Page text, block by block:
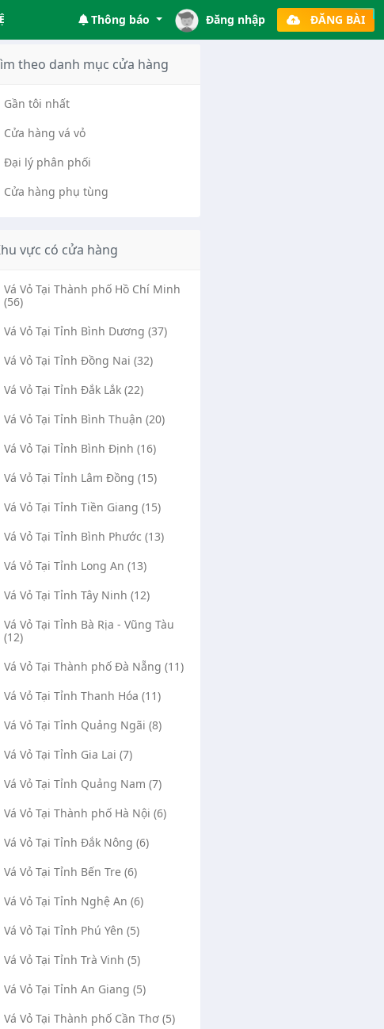
Thông báo Đăng nhập ĐĂNG BÀI
theo danh mục cửa hàng
Gần tôi nhất
Cửa hàng vá vỏ
Đại lý phân phối
Cửa hàng phụ tùng
vực có cửa hàng
Vá Vỏ Tại Thành phố Hồ Chí Minh
(56)
Vá Vỏ Tại Tỉnh Bình Dương (37)
Vá Vỏ Tại Tỉnh Đồng Nai (32)
Vá Vỏ Tại Tỉnh Đắk Lắk (22)
Vá Vỏ Tại Tỉnh Bình Thuận (20)
Vá Vỏ Tại Tỉnh Bình Định (16)
Vá Vỏ Tại Tỉnh Lâm Đồng (15)
Vá Vỏ Tại Tỉnh Tiền Giang (15)
Vá Vỏ Tại Tỉnh Bình Phước (13)
Vá Vỏ Tại Tỉnh Long An (13)
Vá Vỏ Tại Tỉnh Tây Ninh (12)
Vá Vỏ Tại Tỉnh Bà Rịa - Vũng Tàu
(12)
Vá Vỏ Tại Thành phố Đà Nẵng (11)
Vá Vỏ Tại Tỉnh Thanh Hóa (11)
Vá Vỏ Tại Tỉnh Quảng Ngãi (8)
Vá Vỏ Tại Tỉnh Gia Lai (7)
Vá Vỏ Tại Tỉnh Quảng Nam (7)
Vá Vỏ Tại Thành phố Hà Nội (6)
Vá Vỏ Tại Tỉnh Đắk Nông (6)
Vá Vỏ Tại Tỉnh Bến Tre (6)
Vá Vỏ Tại Tỉnh Nghệ An (6)
Vá Vỏ Tại Tỉnh Phú Yên (5)
Vá Vỏ Tại Tỉnh Trà Vinh (5)
Vá Vỏ Tại Tỉnh An Giang (5)
Vá Vỏ Tại Thành phố Cần Thơ (5)